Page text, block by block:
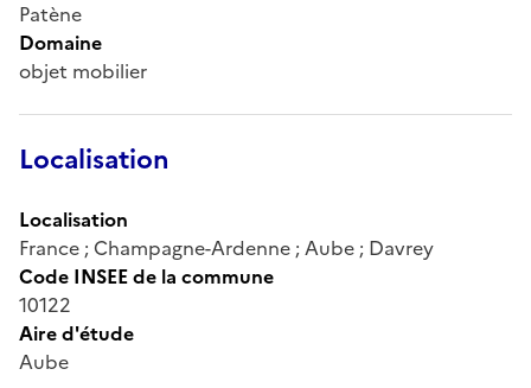
Patène
Domaine
objet mobilier
Localisation
Localisation
France ; Champagne-Ardenne ; Aube ; Davrey
Code INSEE de la commune
10122
Aire d'étude
Aube